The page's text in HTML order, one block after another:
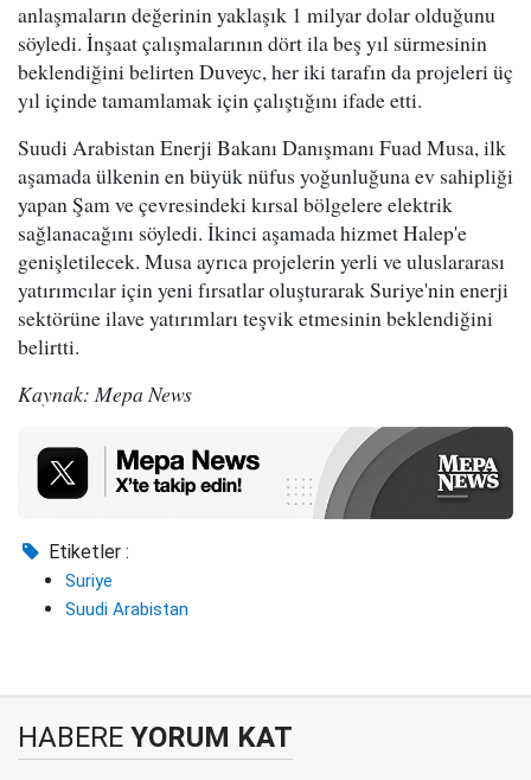
anlaşmaların değerinin yaklaşık 1 milyar dolar olduğunu
söyledi. İnşaat çalışmalarının dört ila beş yıl sürmesinin
beklendiğini belirten Duveyc, her iki tarafın da projeleri üç
yıl içinde tamamlamak için çalıştığını ifade etti.
Suudi Arabistan Enerji Bakanı Danışmanı Fuad Musa, ilk
aşamada ülkenin en büyük nüfus yoğunluğuna ev sahipliği
yapan Şam ve çevresindeki kırsal bölgelere elektrik
sağlanacağını söyledi. İkinci aşamada hizmet Halep'e
genişletilecek. Musa ayrıca projelerin yerli ve uluslararası
yatırımcılar için yeni fırsatlar oluşturarak Suriye'nin enerji
sektörüne ilave yatırımları teşvik etmesinin beklendiğini
belirtti.
Kaynak: Mepa News
Etiketler :
Suriye
Suudi Arabistan
HABERE YORUM KAT